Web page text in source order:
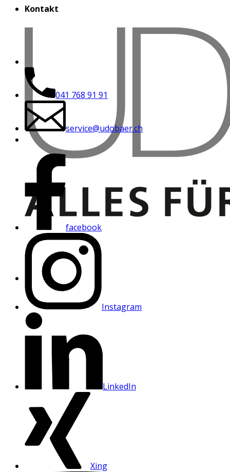
Kontakt
041 768 91 91
service@udobaer.ch
facebook
Instagram
LinkedIn
Xing